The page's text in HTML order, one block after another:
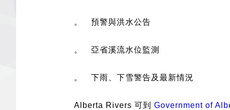
。 預警與洪水公告
。 亞省溪流水位監測
。 下雨、下雪警告及最新情況
Alberta Rivers 可到 Government of